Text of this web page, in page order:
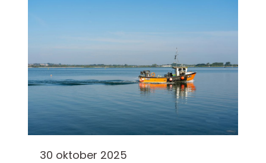
30 oktober 2025